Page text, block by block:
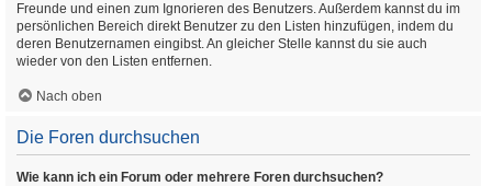
Freunde und einen zum Ignorieren des Benutzers. Außerdem kannst du im
persönlichen Bereich direkt Benutzer zu den Listen hinzufügen, indem du
deren Benutzernamen eingibst. An gleicher Stelle kannst du sie auch
wieder von den Listen entfernen.
Nach oben
Die Foren durchsuchen
Wie kann ich ein Forum oder mehrere Foren durchsuchen?